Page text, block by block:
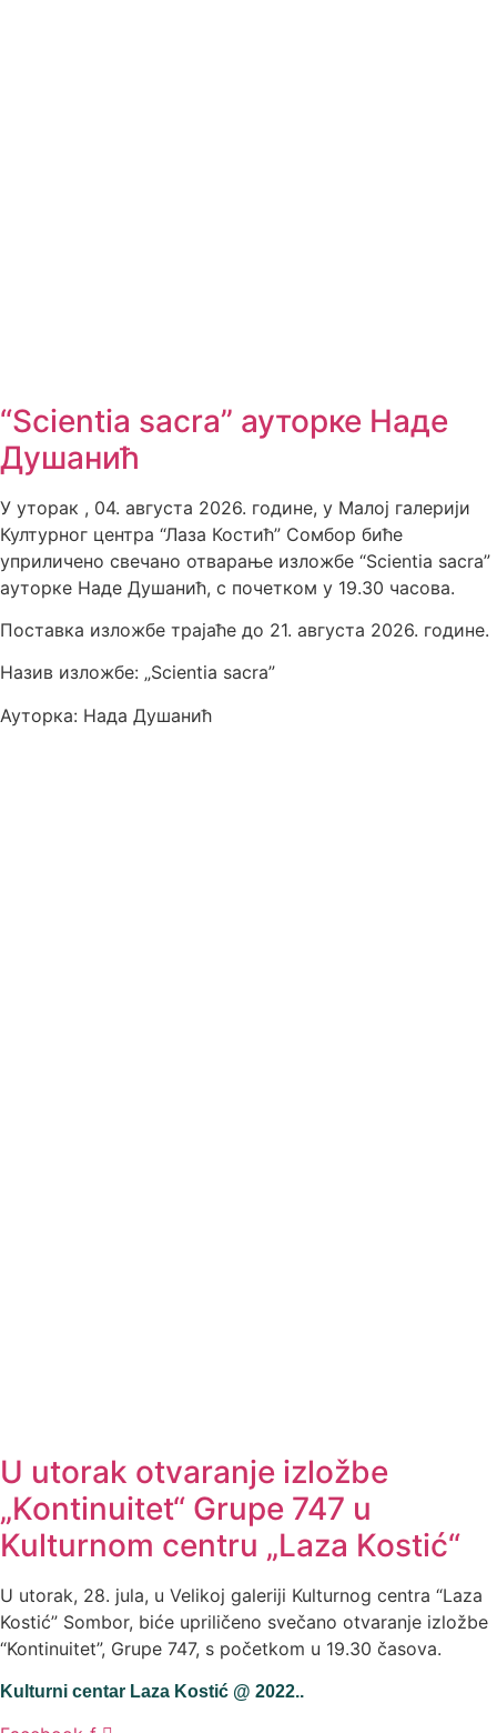
“Scientia sacra” ауторке Наде
Душанић
У уторак , 04. августа 2026. године, у Малој галерији
Културног центра “Лаза Костић” Сомбор биће
уприличено свечано отварање изложбе “Scientia sacra”
ауторке Наде Душанић, с почетком у 19.30 часова.
Поставка изложбе трајаће до 21. августа 2026. године.
Назив изложбе: „Scientia sacra”
Ауторка: Нада Душанић
U utorak otvaranje izložbe
„Kontinuitet“ Grupe 747 u
Kulturnom centru „Laza Kostić“
U utorak, 28. jula, u Velikoj galeriji Kulturnog centra “Laza
Kostić” Sombor, biće upriličeno svečano otvaranje izložbe
“Kontinuitet”, Grupe 747, s početkom u 19.30 časova.
Kulturni centar Laza Kostić @ 2022..